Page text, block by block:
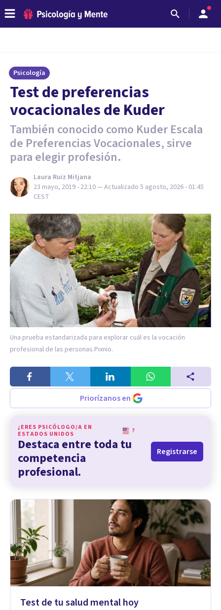
Psicología
Test de preferencias
vocacionales de Kuder
También conocido como Kuder Escala
de Preferencias Vocacionales, sirve
para elegir profesión.
Laura Ruiz Mitjana
23 mayo, 2019 - 22:10— Actualizado 5 agosto, 2026 - 01:45
CEST
Una prueba estandarizada para explorar cuál es la vocación
profesional de las personas.Pixnio.
Priorízanos en
¿ERES PSICÓLOGO/A EN
ESTADOS UNIDOS
?
Destaca entre toda tu
competencia
profesional.
Registrarse
Test de tu salud mental hoy